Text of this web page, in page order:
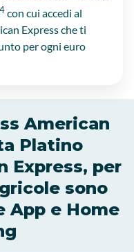
4con cui accedi al
Express che ti
per ogni euro
American
Platino
Express, per
sono
e Home